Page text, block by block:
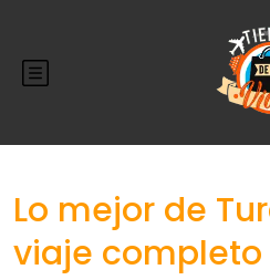
Lo mejor de
viaje